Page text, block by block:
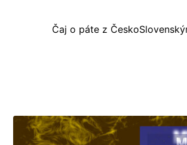
Čaj o páte z